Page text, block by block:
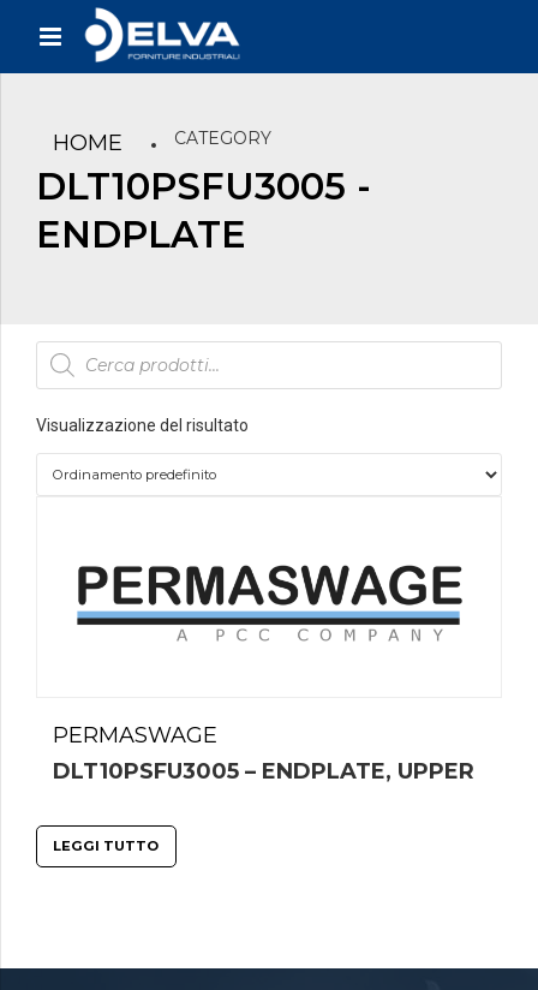
HOME CATEGORY
DLT10PSFU3005 -
ENDPLATE
Products
search
Visualizzazione del risultato
PERMASWAGE
DLT10PSFU3005 – ENDPLATE, UPPER
LEGGI TUTTO